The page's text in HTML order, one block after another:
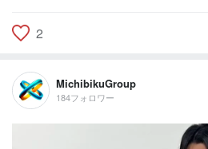
2
MichibikuGroup
184フォロワー